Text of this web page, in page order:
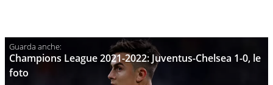
Champions League 2021-2022: Juventus-Chelsea 1-0, le
foto